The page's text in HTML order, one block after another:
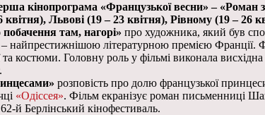
кінопрограма «Французької весни» – «Роман
Львові (19 – 23 квітня), Рівному (19 – 26
побачення там, нагорі» про художника, який був
найпрестижнішою літературною премією
та костюми. Головну роль у фільмі виконала
розповість про долю французької
«Одіссея». Фільм екранізує роман письменниці
й Берлінський кінофестиваль.